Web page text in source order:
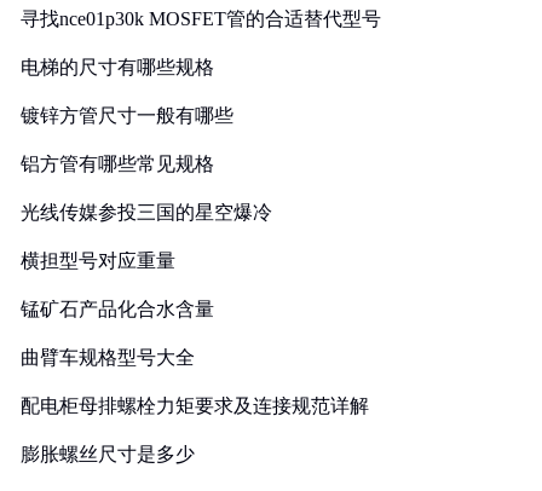
寻找nce01p30k MOSFET管的合适替代型号
电梯的尺寸有哪些规格
镀锌方管尺寸一般有哪些
铝方管有哪些常见规格
光线传媒参投三国的星空爆冷
横担型号对应重量
锰矿石产品化合水含量
曲臂车规格型号大全
配电柜母排螺栓力矩要求及连接规范详解
膨胀螺丝尺寸是多少